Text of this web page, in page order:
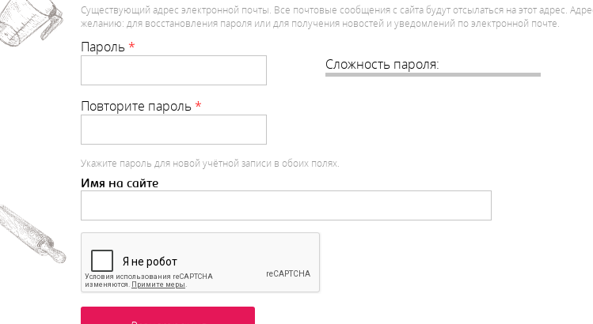
Существующий адрес электронной почты. Все почтовые сообщения с сайта будут отсылаться на этот адрес.
желанию: для восстановления пароля или для получения новостей и уведомлений по электронной почте.
Сложность пароля:
Пароль *
Повторите пароль *
Укажите пароль для новой учётной записи в обоих полях.
Имя на сайте